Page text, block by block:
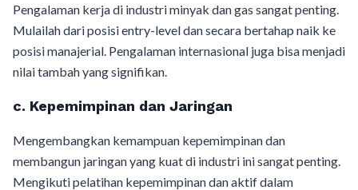
Pengalaman kerja di industri minyak dan gas sangat penting.
Mulailah dari posisi entry-level dan secara bertahap naik ke
posisi manajerial. Pengalaman internasional juga bisa menjadi
nilai tambah yang signifikan.
c. Kepemimpinan dan Jaringan
Mengembangkan kemampuan kepemimpinan dan
membangun jaringan yang kuat di industri ini sangat penting.
Mengikuti pelatihan kepemimpinan dan aktif dalam